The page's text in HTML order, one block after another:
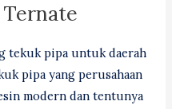
Ternate
tekuk pipa untuk daerah
pipa yang perusahaan
modern dan tentunya